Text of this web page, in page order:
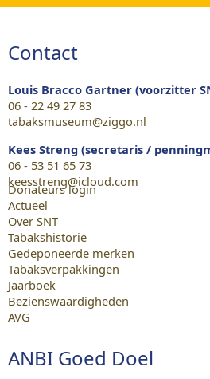
Contact
Louis Bracco Gartner (voorzitter
06 - 22 49 27 83
tabaksmuseum@ziggo.nl
Kees Streng (secretaris /
06 - 53 51 65 73
keesstreng@icloud.com
Donateurs login
Actueel
Over SNT
Tabakshistorie
Gedeponeerde merken
Tabaksverpakkingen
Jaarboek
Bezienswaardigheden
AVG
ANBI Goed Doel